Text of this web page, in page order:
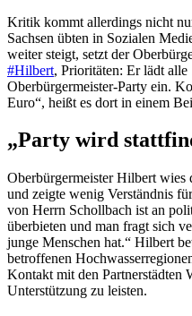
Kritik kommt allerdings nicht
Sachsen übten in Sozialen
weiter steigt, setzt der
#Hilbert, Prioritäten: Er lädt
Oberbürgermeister-Party ein.
Euro“, heißt es dort in einem
„Party wird
Oberbürgermeister Hilbert
und zeigte wenig Verständnis
von Herrn Schollbach ist an
überbieten und man fragt sich
junge Menschen hat.“ Hilbert
betroffenen
Kontakt mit den Partnerstädten
Unterstützung zu leisten.